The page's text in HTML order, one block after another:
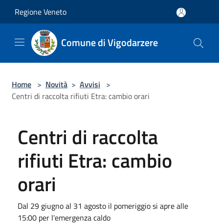
Regione Veneto
Comune di Vigodarzere
Home > Novità > Avvisi >
Centri di raccolta rifiuti Etra: cambio orari
Centri di raccolta
rifiuti Etra: cambio
orari
Dal 29 giugno al 31 agosto il pomeriggio si apre alle
15:00 per l'emergenza caldo